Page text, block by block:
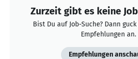
Zurzeit gibt es keine
Bist Du auf Job-Suche? Dann
Empfehlungen an.
Empfehlungen